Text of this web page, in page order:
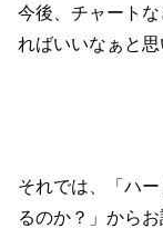
今後、チャート
ればいいなぁと思
それでは、「ハ
るのか？」からお